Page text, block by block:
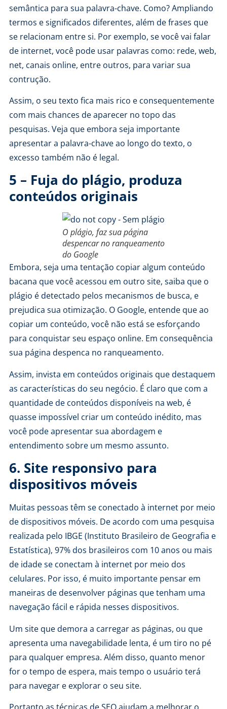
semântica para sua palavra-chave. Como? Ampliando
termos e significados diferentes, além de frases que
se relacionam entre si. Por exemplo, se você vai falar
de internet, você pode usar palavras como: rede, web,
net, canais online, entre outros, para variar sua
contrução.
Assim, o seu texto fica mais rico e consequentemente
com mais chances de aparecer no topo das
pesquisas. Veja que embora seja importante
apresentar a palavra-chave ao longo do texto, o
excesso também não é legal.
5 – Fuja do plágio, produza
conteúdos originais
O plágio, faz sua página
despencar no ranqueamento
do Google
Embora, seja uma tentação copiar algum conteúdo
bacana que você acessou em outro site, saiba que o
plágio é detectado pelos mecanismos de busca, e
prejudica sua otimização. O Google, entende que ao
copiar um conteúdo, você não está se esforçando
para conquistar seu espaço online. Em consequência
sua página despenca no ranqueamento.
Assim, invista em conteúdos originais que destaquem
as características do seu negócio. É claro que com a
quantidade de conteúdos disponíveis na web, é
quasse impossível criar um conteúdo inédito, mas
você pode apresentar sua abordagem e
entendimento sobre um mesmo assunto.
6. Site responsivo para
dispositivos móveis
Muitas pessoas têm se conectado à internetpor meio
de dispositivos móveis. De acordo com uma pesquisa
realizada pelo IBGE (Instituto Brasileiro de Geografia e
Estatística), 97% dos brasileiros com 10 anos ou mais
de idade se conectam à internet por meio dos
celulares. Por isso, é muito importante pensar em
maneiras de desenvolver páginas que tenham uma
navegação fácil e rápida nesses dispositivos.
Um site que demora a carregar as páginas, ou que
apresenta uma navegabilidade lenta, é um tiro no pé
para qualquer empresa. Além disso, quanto menor
for o tempo de espera, mais tempo o usuário terá
para navegar e explorar o seu site.